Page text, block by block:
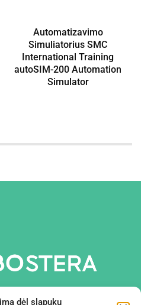
dėl slapukų
Automatizavimo
Simuliatorius SMC
International Training
autoSIM-200 Automation
Simulator